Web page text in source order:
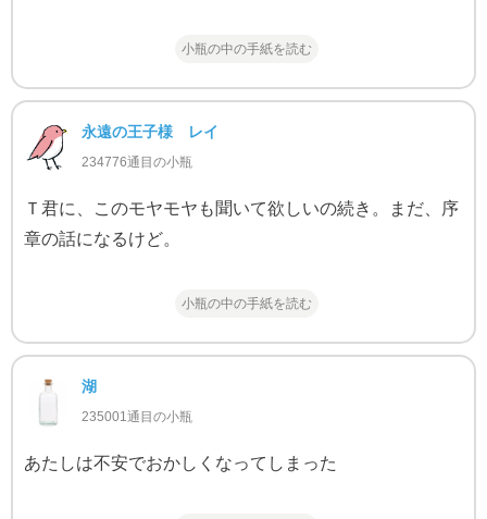
小瓶の中の手紙を読む
永遠の王子様 レイ
234776通目の小瓶
Ｔ君に、このモヤモヤも聞いて欲しいの続き。まだ、序
章の話になるけど。
小瓶の中の手紙を読む
湖
235001通目の小瓶
あたしは不安でおかしくなってしまった